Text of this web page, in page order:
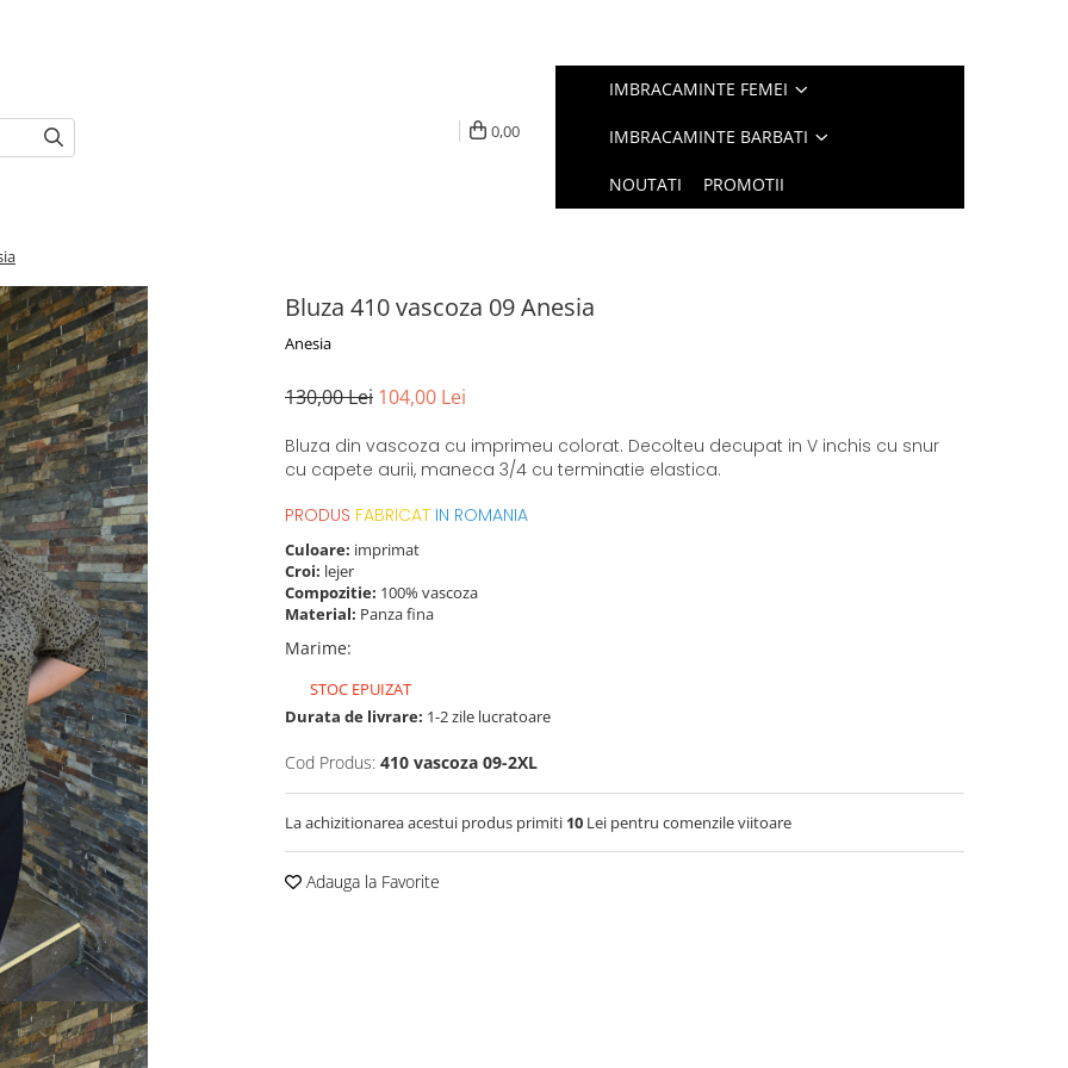
0,00
IMBRACAMINTE FEMEI
IMBRACAMINTE BARBATI
NOUTATI PROMOTII
Bluza 410 vascoza 09 Anesia
Anesia
130,00 Lei 104,00 Lei
Bluza din vascoza cu imprimeu colorat. Decolteu decupat in V inchis cu snur
cu capete aurii, maneca 3/4 cu terminatie elastica.
PRODUS FABRICAT IN ROMANIA
Culoare: imprimat
Croi: lejer
Compozitie: 100% vascoza
Material: Panza fina
Marime:
STOC EPUIZAT
Durata de livrare: 1-2 zile lucratoare
Cod Produs: 410 vascoza 09-2XL
La achizitionarea acestui produs primiti 10 Lei pentru comenzile viitoare
Adauga la Favorite